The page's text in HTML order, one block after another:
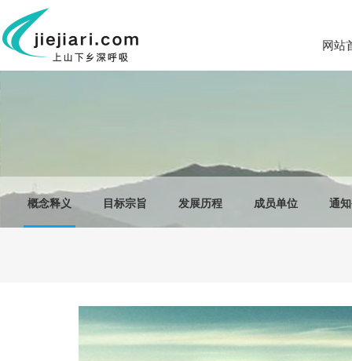
网站
概念释义 目标宗旨 发展历程 成员单位 通